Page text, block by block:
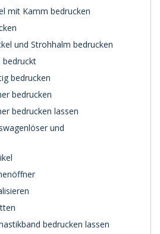
mit Kamm bedrucken
und Strohhalm bedrucken
bedruckt
bedrucken
bedrucken
bedrucken lassen
und
bedrucken lassen